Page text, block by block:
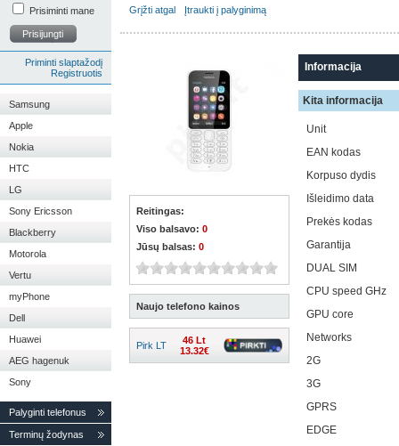
Prisiminti mane
Prisijungti
Priminti slaptažodį
Registruotis
Samsung
Apple
Nokia
HTC
LG
Sony Ericsson
Blackberry
Motorola
Vertu
myPhone
Dell
Huawei
AEG hagenuk
Sony
Palyginti telefonus
Terminų žodynas
Grįžti atgal Įtraukti į palyginimą
Reitingas:
Viso balsavo: 0
Jūsų balsas: 0
Naujo telefono kainos
Pirk LT
46 Lt
13.32€
Informacija
Kita informacija
Unit
EAN kodas
Korpuso dydis
Išleidimo data
Prekės kodas
Garantija
DUAL SIM
CPU speed GHz
GPU core
Networks
2G
3G
GPRS
EDGE